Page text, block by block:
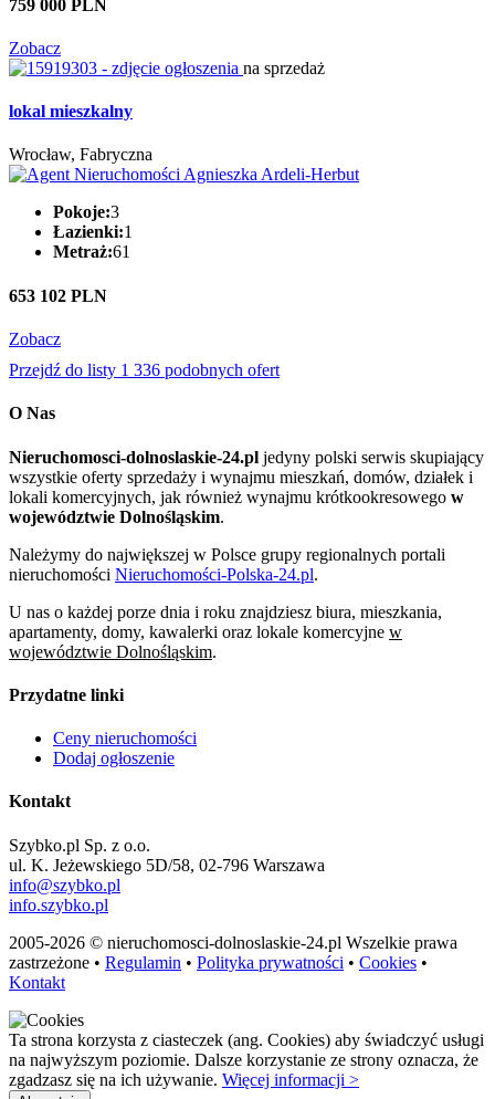
759 000 PLN
Zobacz
na sprzedaż
lokal mieszkalny
Wrocław, Fabryczna
Pokoje:3
Łazienki:1
Metraż:61
653 102 PLN
Zobacz
Przejdź do listy 1 336 podobnych ofert
O Nas
Nieruchomosci-dolnoslaskie-24.pl jedyny polski serwis skupiający
wszystkie oferty sprzedaży i wynajmu mieszkań, domów, działek i
lokali komercyjnych, jak również wynajmu krótkookresowego w
województwie Dolnośląskim.
Należymy do największej w Polsce grupy regionalnych portali
nieruchomości Nieruchomości-Polska-24.pl.
U nas o każdej porze dnia i roku znajdziesz biura, mieszkania,
apartamenty, domy, kawalerki oraz lokale komercyjne w
województwie Dolnośląskim.
Przydatne linki
Ceny nieruchomości
Dodaj ogłoszenie
Kontakt
Szybko.pl Sp. z o.o.
ul. K. Jeżewskiego 5D/58, 02-796 Warszawa
info@szybko.pl
info.szybko.pl
2005-2026 © nieruchomosci-dolnoslaskie-24.pl Wszelkie prawa
zastrzeżone • Regulamin • Polityka prywatności • Cookies •
Kontakt
Ta strona korzysta z ciasteczek (ang. Cookies) aby świadczyć usługi
na najwyższym poziomie. Dalsze korzystanie ze strony oznacza, że
zgadzasz się na ich używanie. Więcej informacji >